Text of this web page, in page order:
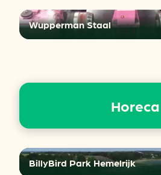
Wupperman Staal
Horeca
BillyBird Park Hemelrijk